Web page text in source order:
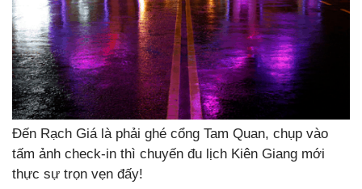
Đến Rạch Giá là phải ghé cổng Tam Quan, chụp vào
tấm ảnh check-in thì chuyến đu lịch Kiên Giang mới
thực sự trọn vẹn đấy!